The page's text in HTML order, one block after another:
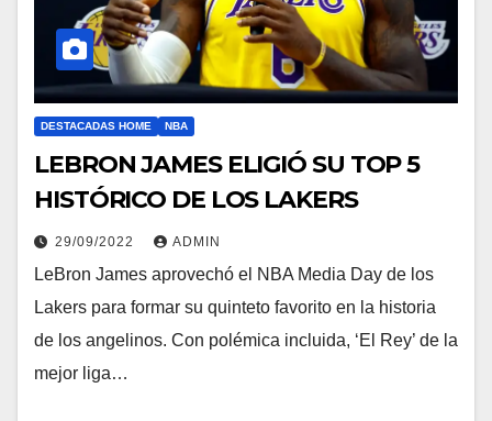
DESTACADAS HOME NBA
LEBRON JAMES ELIGIÓ SU TOP 5
HISTÓRICO DE LOS LAKERS
29/09/2022 ADMIN
LeBron James aprovechó el NBA Media Day de los
Lakers para formar su quinteto favorito en la historia
de los angelinos. Con polémica incluida, ‘El Rey’ de la
mejor liga…